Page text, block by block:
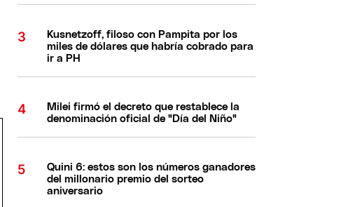
Kusnetzoff, filoso con Pampita por los
miles de dólares que habría cobrado para
ir a PH
Milei firmó el decreto que restablece la
denominación oficial de "Día del Niño"
Quini 6: estos son los números ganadores
del millonario premio del sorteo
aniversario